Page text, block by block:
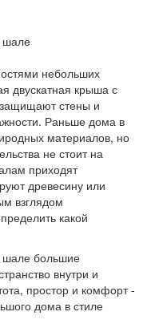
шале
небольших
двускатная крыша с
стены и
Раньше дома в
материалов, но
не стоит на
приходят
древесину или
взглядом
какой
шале большие
внутри и
простор и комфорт -
дома в стиле